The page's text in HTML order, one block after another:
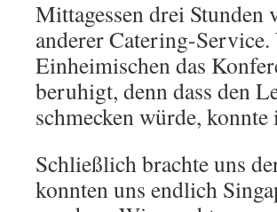
Mittagessen drei
anderer Catering-
Einheimischen das
beruhigt, denn dass den
schmecken würde,
Schließlich brachte uns
konnten uns endlich